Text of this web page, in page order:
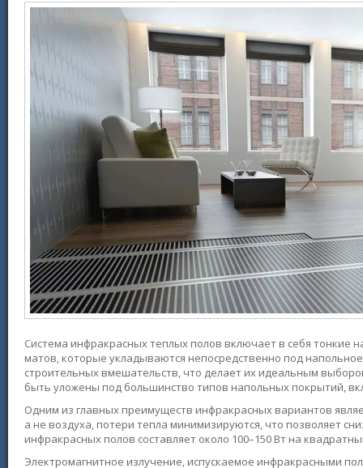
Система инфракрасных теплых полов включает в себя
матов, которые укладываются непосредственно под
строительных вмешательств, что делает их идеальным
быть уложены под большинство типов напольных покрытий,
Одним из главных преимуществ инфракрасных вариантов
а не воздуха, потери тепла минимизируются, что позволяет
инфракрасных полов составляет около 100–150 Вт на
Электромагнитное излучение, испускаемое инфракрасными